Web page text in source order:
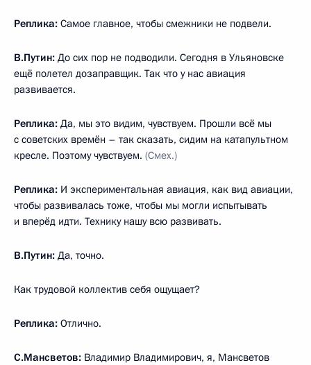
Реплика: Самое главное, чтобы смежники не подвели.
В.Путин: До сих пор не подводили. Сегодня в Ульяновске
ещё полетел дозаправщик. Так что у нас авиация
развивается.
Реплика: Да, мы это видим, чувствуем. Прошли всё мы
с советских времён – так сказать, сидим на катапультном
кресле. Поэтому чувствуем. (Смех.)
Реплика: И экспериментальная авиация, как вид авиации,
чтобы развивалась тоже, чтобы мы могли испытывать
и вперёд идти. Технику нашу всю развивать.
В.Путин: Да, точно.
Как трудовой коллектив себя ощущает?
Реплика: Отлично.
С.Мансветов: Владимир Владимирович, я, Мансветов